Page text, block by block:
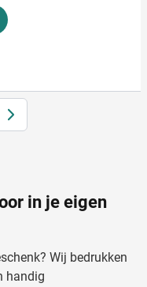
pagina
Volgende
in je eigen
Wij bedrukken
handig